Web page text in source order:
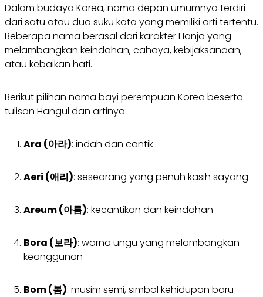
Dalam budaya Korea, nama depan umumnya terdiri
dari satu atau dua suku kata yang memiliki arti tertentu.
Beberapa nama berasal dari karakter Hanja yang
melambangkan keindahan, cahaya, kebijaksanaan,
atau kebaikan hati.
Berikut pilihan nama bayi perempuan Korea beserta
tulisan Hangul dan artinya:
Ara (아라): indah dan cantik
Aeri (애리): seseorang yang penuh kasih sayang
Areum (아름): kecantikan dan keindahan
Bora (보라): warna ungu yang melambangkan
keanggunan
Bom (봄): musim semi, simbol kehidupan baru